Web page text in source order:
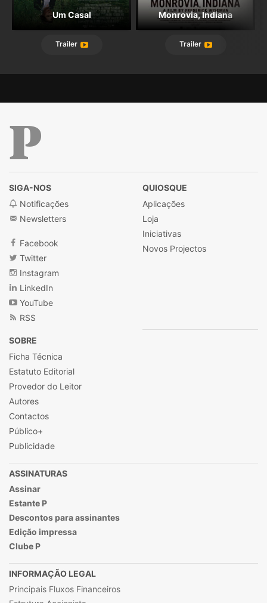
Um Casal
Trailer
Monrovia, Indiana
Trailer
SIGA-NOS
Notificações
Newsletters
Facebook
Twitter
Instagram
LinkedIn
YouTube
RSS
QUIOSQUE
Aplicações
Loja
Iniciativas
Novos Projectos
SOBRE
Ficha Técnica
Estatuto Editorial
Provedor do Leitor
Autores
Contactos
Público+
Publicidade
ASSINATURAS
Assinar
Estante P
Descontos para assinantes
Edição impressa
Clube P
INFORMAÇÃO LEGAL
Principais Fluxos Financeiros